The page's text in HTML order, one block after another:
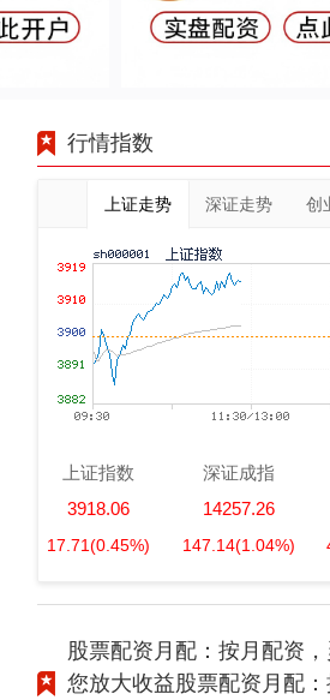
行情指数
上证走势 深证走势 创
上证指数
3918.06
17.71(0.45%)
深证成指
14257.26
147.14(1.04%)
股票配资月配：按月配资
您放大收益股票配资月配：